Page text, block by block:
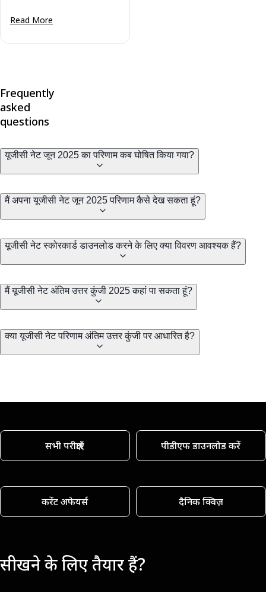
Read More
Frequently
asked
questions
यूजीसी नेट जून 2025 का परिणाम कब घोषित किया गया?
मैं अपना यूजीसी नेट जून 2025 परिणाम कैसे देख सकता हूं?
यूजीसी नेट स्कोरकार्ड डाउनलोड करने के लिए क्या विवरण आवश्यक हैं?
मैं यूजीसी नेट अंतिम उत्तर कुंजी 2025 कहां पा सकता हूं?
क्या यूजीसी नेट परिणाम अंतिम उत्तर कुंजी पर आधारित है?
सभी परीक्षाएँ पीडीएफ डाउनलोड करें
करेंट अफेयर्स दैनिक क्विज़
सीखने के लिए तैयार हैं?